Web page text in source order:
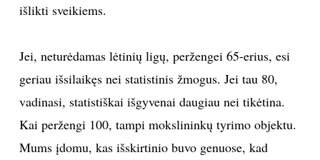
išlikti sveikiems.
Jei, neturėdamas lėtinių ligų, peržengei 65-erius, esi
geriau išsilaikęs nei statistinis žmogus. Jei tau 80,
vadinasi, statistiškai išgyvenai daugiau nei tikėtina.
Kai peržengi 100, tampi mokslininkų tyrimo objektu.
Mums įdomu, kas išskirtinio buvo genuose, kad